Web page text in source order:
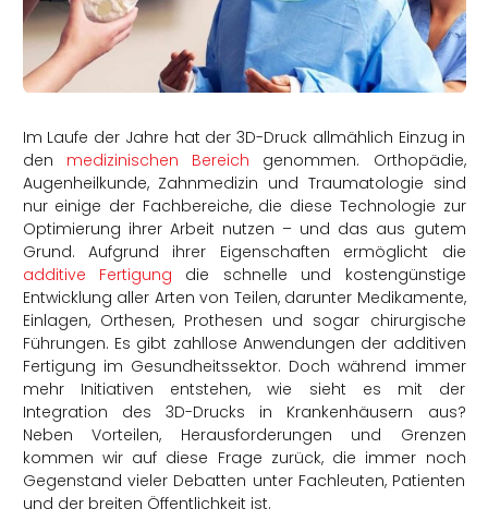
Im Laufe der Jahre hat der 3D-Druck allmählich Einzug in
den medizinischen Bereich genommen. Orthopädie,
Augenheilkunde, Zahnmedizin und Traumatologie sind
nur einige der Fachbereiche, die diese Technologie zur
Optimierung ihrer Arbeit nutzen – und das aus gutem
Grund. Aufgrund ihrer Eigenschaften ermöglicht die
additive Fertigung die schnelle und kostengünstige
Entwicklung aller Arten von Teilen, darunter Medikamente,
Einlagen, Orthesen, Prothesen und sogar chirurgische
Führungen. Es gibt zahllose Anwendungen der additiven
Fertigung im Gesundheitssektor. Doch während immer
mehr Initiativen entstehen, wie sieht es mit der
Integration des 3D-Drucks in Krankenhäusern aus?
Neben Vorteilen, Herausforderungen und Grenzen
kommen wir auf diese Frage zurück, die immer noch
Gegenstand vieler Debatten unter Fachleuten, Patienten
und der breiten Öffentlichkeit ist.